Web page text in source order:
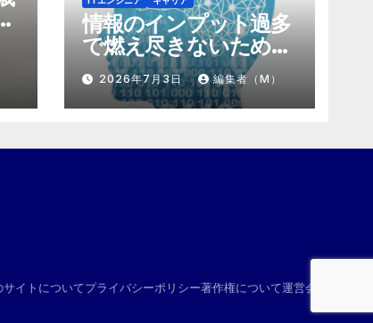
情報のインプット過多
で燃え尽きないため
の、「捨て方」と「情
報の絞り方」
2026年7月3日 編集者（M）
サイトについてプライバシーポリシー著作権について運営会社